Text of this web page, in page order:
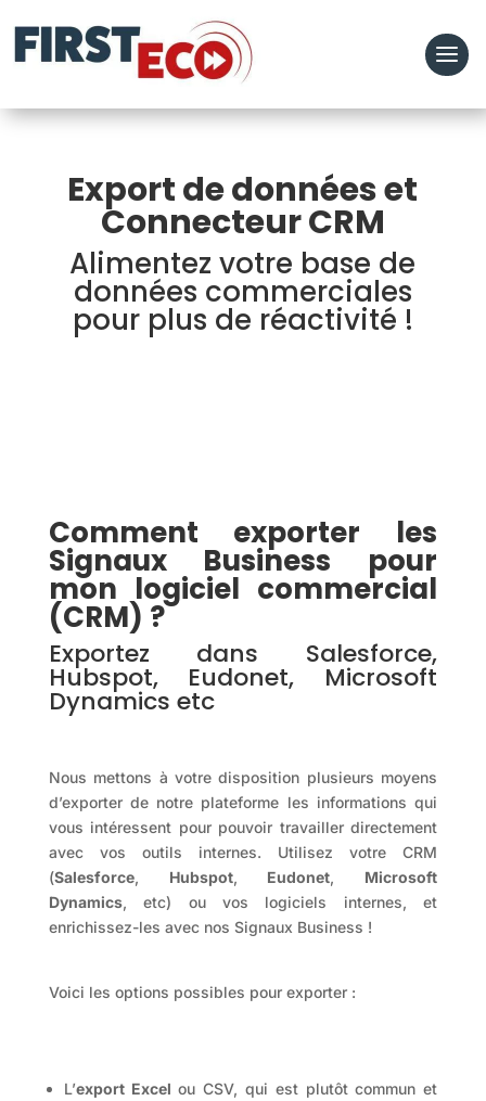
Export de données et
Connecteur CRM
Alimentez votre base de
données commerciales
pour plus de réactivité !
Comment exporter les
Signaux Business pour
mon logiciel commercial
(CRM) ?
Exportez dans Salesforce,
Hubspot, Eudonet, Microsoft
Dynamics etc
Nous mettons à votre disposition plusieurs moyens
d’exporter de notre plateforme les informations qui
vous intéressent pour pouvoir travailler directement
avec vos outils internes. Utilisez votre CRM
(Salesforce, Hubspot, Eudonet,
Microsoft
Dynamics, etc) ou vos logiciels internes, et
enrichissez-les avec nos Signaux Business !
Voici les options possibles pour exporter :
L’export Excel ou CSV, qui est plutôt commun et